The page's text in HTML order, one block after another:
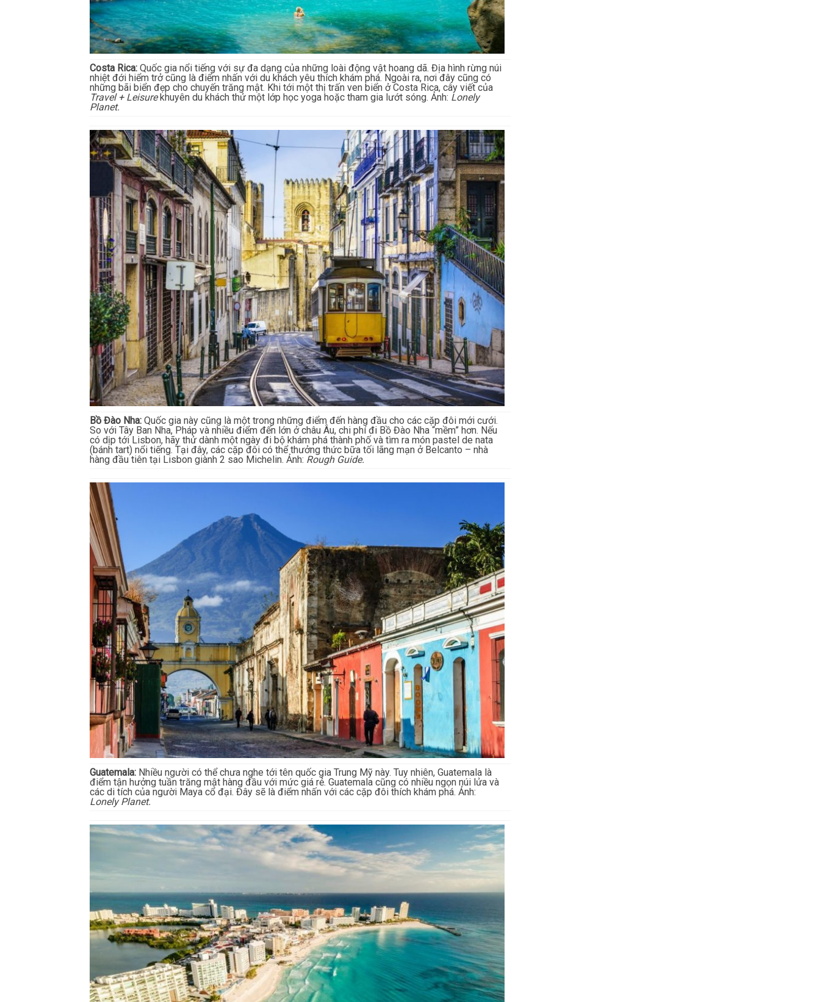
Costa Rica: Quốc gia nổi tiếng với sự đa dạng của những loài động vật hoang dã. Địa hình rừng núi
nhiệt đới hiểm trở cũng là điểm nhấn với du khách yêu thích khám phá. Ngoài ra, nơi đây cũng có
những bãi biển đẹp cho chuyến trăng mật. Khi tới một thị trấn ven biển ở Costa Rica, cây viết của
Travel + Leisurekhuyên du khách thử một lớp học yoga hoặc tham gia lướt sóng. Ảnh: Lonely
Planet.
Bồ Đào Nha: Quốc gia này cũng là một trong những điểm đến hàng đầu cho các cặp đôi mới cưới.
So với Tây Ban Nha, Pháp và nhiều điểm đến lớn ở châu Âu, chi phí đi Bồ Đào Nha “mềm” hơn. Nếu
có dịp tới Lisbon, hãy thử dành một ngày đi bộ khám phá thành phố và tìm ra món pastel de nata
(bánh tart) nổi tiếng. Tại đây, các cặp đôi có thể thưởng thức bữa tối lãng mạn ở Belcanto – nhà
hàng đầu tiên tại Lisbon giành 2 sao Michelin. Ảnh: Rough Guide.
Guatemala: Nhiều người có thể chưa nghe tới tên quốc gia Trung Mỹ này. Tuy nhiên, Guatemala là
điểm tận hưởng tuần trăng mật hàng đầu với mức giá rẻ. Guatemala cũng có nhiều ngọn núi lửa và
các di tích của người Maya cổ đại. Đây sẽ là điểm nhấn với các cặp đôi thích khám phá. Ảnh:
Lonely Planet.